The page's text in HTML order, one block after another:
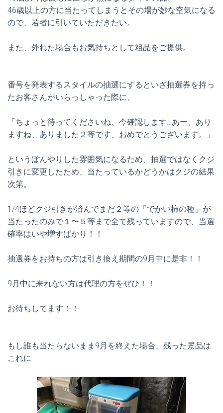
46歳以上の方に当たってしまうとその場が妙な空気になる
ので、若者に引いていただきたい。
また、外れた場合もお気持ちとして粗品をご提供。
番号を発表するスタイルの抽選にするといざ抽選券を持っ
たお客さんがいらっしゃった際に、
「ちょっと待ってくださいね、今確認します…あー、あり
ますね、ありました２等です、おめでとうございます。」
というぼんやりした雰囲気になるため、抽選ではなくクジ
引きに変更したため、当たっているかどうかはクジの結果
次第。
1/4ほどクジ引きが済んでまだ２等の「でかい柿の種」が
当たったのみで１〜５等まで全て残っていますので、当選
確率はいや増すばかり！！
抽選券をお持ちの方は引き換え期間の9月中に是非！！
9月中に来れない方は代理の方をぜひ！！
お待ちしてます！！
もし誰も当たらないまま9月を終えた場合、残った景品は
これに